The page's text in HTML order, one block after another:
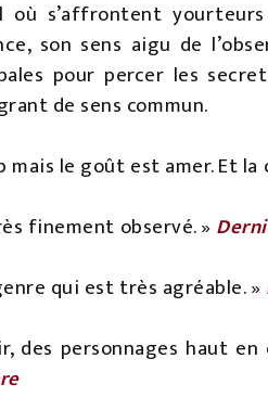
où s’affrontent
son sens aigu de
pour percer les
de sens commun.
le goût est amer. Et
finement observé. »
qui est très agréable. »
personnages haut en